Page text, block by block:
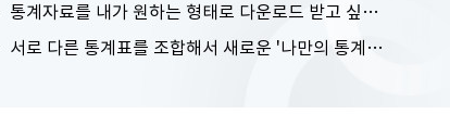
통계자료를 내가 원하는 형태로 다운로드 받고 싶어요.
서로 다른 통계표를 조합해서 새로운 '나만의 통계표'를 만들고 싶어요.